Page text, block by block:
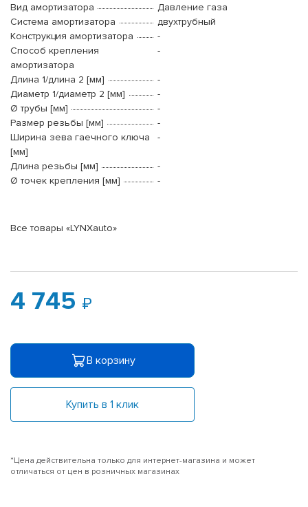
Вид амортизатора
Давление газа
Система амортизатора
двухтрубный
Конструкция амортизатора
-
Способ крепления
амортизатора
-
Длина 1/длина 2 [мм]
-
Диаметр 1/диаметр 2 [мм]
-
Ø трубы [мм]
-
Размер резьбы [мм]
-
Ширина зева гаечного ключа
[мм]
-
Длина резьбы [мм]
-
Ø точек крепления [мм]
-
Все товары «LYNXauto»
4 745
В корзину
Купить в 1 клик
*Цена действительна только для интернет-магазина и может
отличаться от цен в розничных магазинах